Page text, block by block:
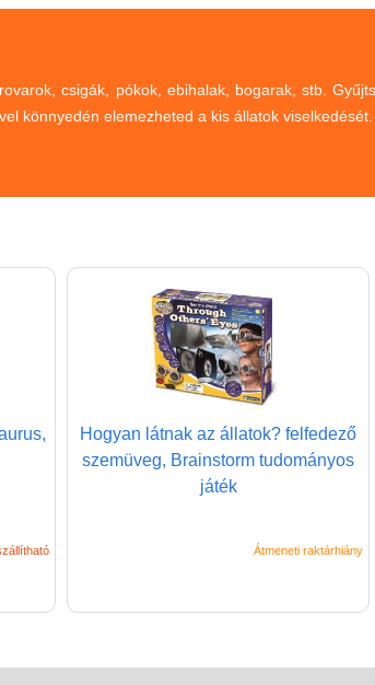
csigák, pókok, ebihalak, bogarak, stb.
könnyedén elemezheted a kis állatok
Hogyan látnak az állatok? felfedező
szemüveg, Brainstorm tudományos
játék
Átmeneti raktárhiány